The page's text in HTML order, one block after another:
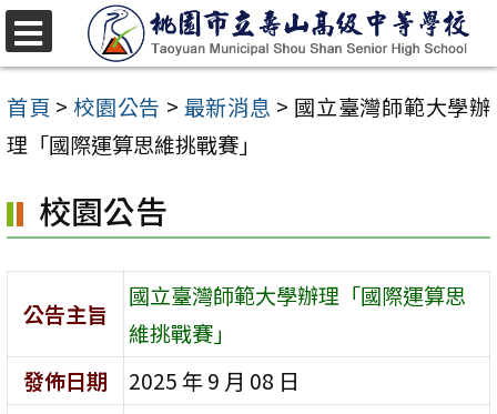
跳
至
主
要
容
區
首頁 > 校園公告 > 最新消息 > 國立臺灣師範大學辦
理「國際運算思維挑戰賽」
校園公告
公告主旨
國立臺灣師範大學辦理「國際運算思
維挑戰賽」
發佈日期
2025 年 9 月 08 日
選
單